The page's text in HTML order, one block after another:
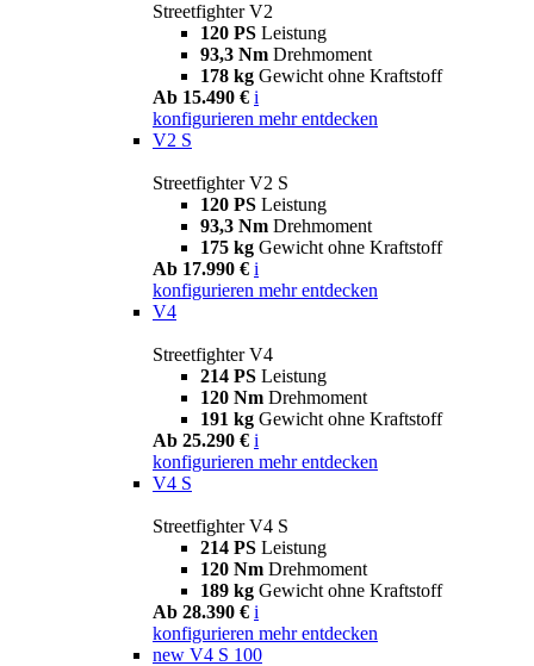
Streetfighter V2
120 PS Leistung
93,3 Nm Drehmoment
178 kg Gewicht ohne Kraftstoff
Ab 15.490 € i
konfigurieren mehr entdecken
V2 S
Streetfighter V2 S
120 PS Leistung
93,3 Nm Drehmoment
175 kg Gewicht ohne Kraftstoff
Ab 17.990 € i
konfigurieren mehr entdecken
V4
Streetfighter V4
214 PS Leistung
120 Nm Drehmoment
191 kg Gewicht ohne Kraftstoff
Ab 25.290 € i
konfigurieren mehr entdecken
V4 S
Streetfighter V4 S
214 PS Leistung
120 Nm Drehmoment
189 kg Gewicht ohne Kraftstoff
Ab 28.390 € i
konfigurieren mehr entdecken
new V4 S 100